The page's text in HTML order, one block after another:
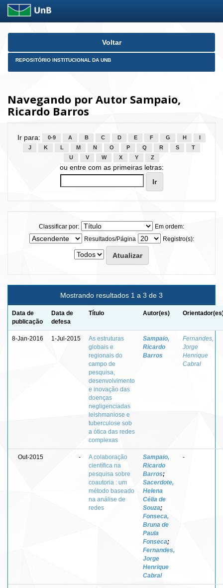
Skip
Voltar
REPOSITÓRIO INSTITUCIONAL DA UNB
Navegando por Autor Sampaio,
Ricardo Barros
Ir para: 0-9 A B C D E F G H
J
K L M N O P Q R S
T
U
V W X Y Z
ou entre com as primeiras letras:
Classificar por:
Em ordem:
Resultados/Página
Registro(s):
Mostrando resultados 1 a 3 de 3
Data de
publicação
Data de
defesa
Título Autor(es)
8-Jan-2016 1-Jul-2015
As estruturas
globais e
regionais do
campo de
pesquisa,
desenvolvimento
e inovação das
doenças
negligenciadas
leishmaniose e
tuberculose sob
a ótica das redes
complexas
Sampaio,
Ricardo
Barros
Fernandes,
Jorge
Henrique
Cabral
Out-2015 -
A colaboração
científica na
pesquisa sobre
coautoria : um
método baseado
na análise de
redes
Sampaio,
Ricardo
Barros;
Sacerdote,
Helena
Célia de
Souza;
Fonseca,
Bruna de
Paula
Fonseca;
Fernandes,
Jorge
Henrique
Cabral
-